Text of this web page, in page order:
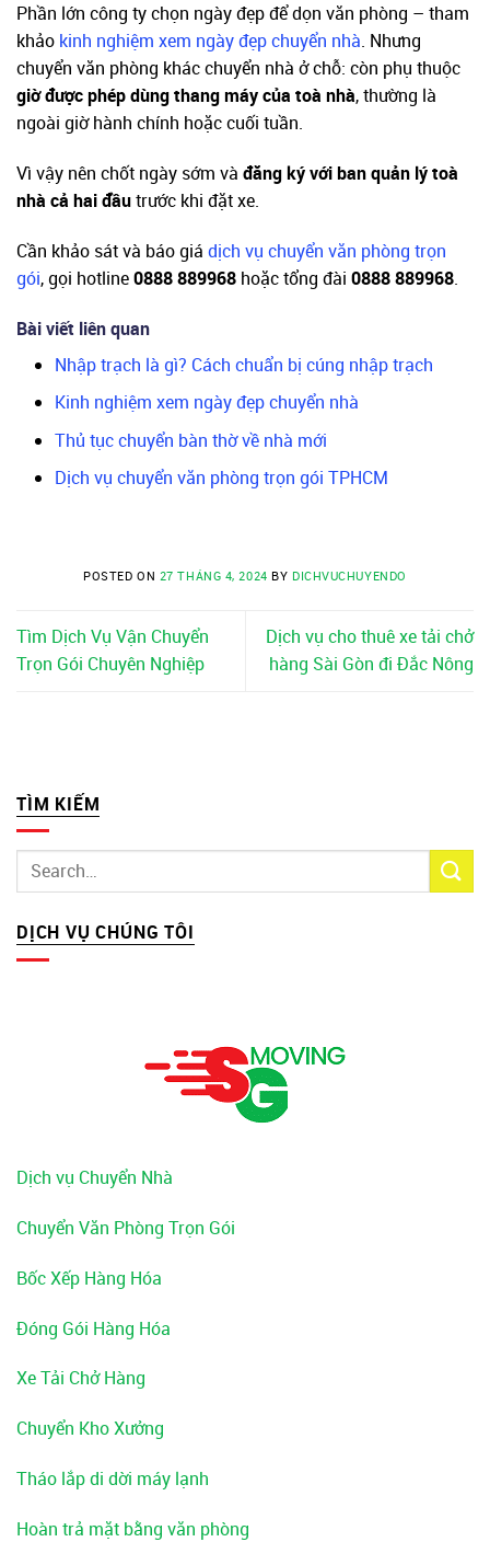
Phần lớn công ty chọn ngày đẹp để dọn văn phòng – tham
khảo kinh nghiệm xem ngày đẹp chuyển nhà. Nhưng
chuyển văn phòng khác chuyển nhà ở chỗ: còn phụ thuộc
giờ được phép dùng thang máy của toà nhà, thường là
ngoài giờ hành chính hoặc cuối tuần.
Vì vậy nên chốt ngày sớm và đăng ký với ban quản lý toà
nhà cả hai đầutrước khi đặt xe.
Cần khảo sát và báo giá dịch vụ chuyển văn phòng trọn
gói, gọi hotline0888 889968 hoặc tổng đài 0888 889968.
Bài viết liên quan
Nhập trạch là gì? Cách chuẩn bị cúng nhập trạch
Kinh nghiệm xem ngày đẹp chuyển nhà
Thủ tục chuyển bàn thờ về nhà mới
Dịch vụ chuyển văn phòng trọn gói TPHCM
POSTED ON 27 THÁNG 4, 2024 BY DICHVUCHUYENDO
Tìm Dịch Vụ Vận Chuyển
Trọn Gói Chuyên Nghiệp
Dịch vụ cho thuê xe tải chở
hàng Sài Gòn đi Đắc Nông
TÌM KIẾM
DỊCH VỤ CHÚNG TÔI
Dịch vụ Chuyển Nhà
Chuyển Văn Phòng Trọn Gói
Bốc Xếp Hàng Hóa
Đóng Gói Hàng Hóa
Xe Tải Chở Hàng
Chuyển Kho Xưởng
Tháo lắp di dời máy lạnh
Hoàn trả mặt bằng văn phòng